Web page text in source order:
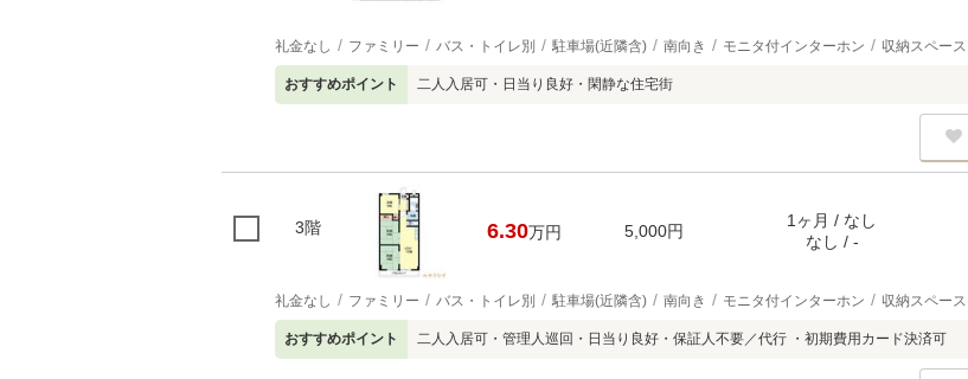
礼金なし ファミリー バス・トイレ別 駐車場(近隣含) 南向き モニタ付インターホン 収納スペース
おすすめポイント 二人入居可・日当り良好・閑静な住宅街
3階 6.30万円 5,000円
1ヶ月 / なし
なし / -
礼金なし ファミリー バス・トイレ別 駐車場(近隣含) 南向き モニタ付インターホン 収納スペース
おすすめポイント 二人入居可・管理人巡回・日当り良好・保証人不要／代行 ・初期費用カード決済可